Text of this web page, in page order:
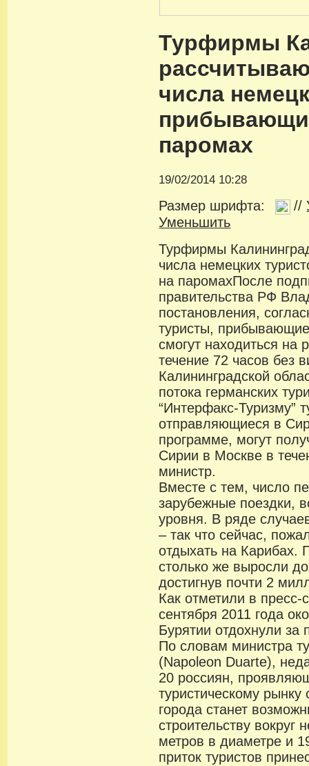
Турфирмы
числа
паромах
19/02/2014 10:28
Размер шрифта: //
Уменьшить
Турфирмы
числа немецких
на паромахПосле
правительства РФ
постановления,
туристы,
смогут находиться на
течение 72 часов без
Калининградской
потока германских
“Интерфакс-Туризму”
отправляющиеся в
программе, могут
Сирии в Москве в
министр.
Вместе с тем, число
зарубежные поездки,
уровня. В ряде
– так что сейчас,
отдыхать на Карибах.
столько же выросли
достигнув почти 2
Как отметили в
сентября 2011 года
Бурятии отдохнули за
По словам министра
(Napoleon Duarte),
20 россиян,
туристическому
города станет
строительству вокруг
метров в диаметре и
приток туристов